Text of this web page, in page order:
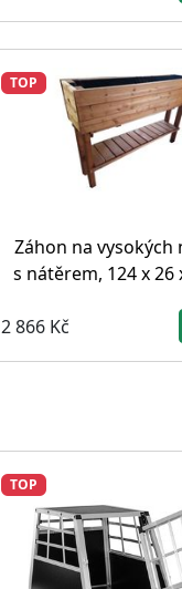
TOP
Záhon na vysokých
s nátěrem, 124 x 26
2 866 Kč
TOP